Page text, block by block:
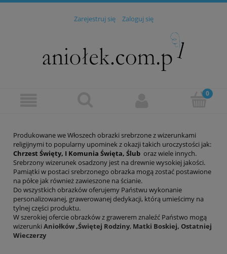
Zarejestruj się Zaloguj się
Produkowane we Włoszech obrazki srebrzone z wizerunkami
religijnymi to popularny upominek z okazji takich uroczystości jak:
Chrzest Święty, I Komunia Święta, Ślub oraz wiele innych.
Srebrzony wizerunek osadzony jest na drewnie wysokiej jakości.
Pamiątki w postaci srebrzonego obrazka mogą zostać postawione
na półce jak również zawieszone na ścianie.
Do wszystkich obrazków oferujemy Państwu wykonanie
personalizowanej, grawerowanej dedykacji, którą umieścimy na
tylnej części produktu.
W szerokiej ofercie obrazków z grawerem znaleźć Państwo mogą
wizerunki Aniołków,Świętej Rodziny, Matki Boskiej, Ostatniej
Wieczerzy